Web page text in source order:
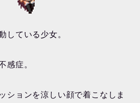
している少女。
感症。
ションを涼しい顔で着こなしま